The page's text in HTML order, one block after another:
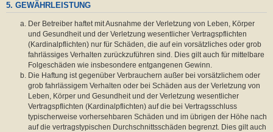
5. GEWÄHRLEISTUNG
Der Betreiber haftet mit Ausnahme der Verletzung von Leben, Körper
und Gesundheit und der Verletzung wesentlicher Vertragspflichten
(Kardinalpflichten) nur für Schäden, die auf ein vorsätzliches oder grob
fahrlässiges Verhalten zurückzuführen sind. Dies gilt auch für mittelbare
Folgeschäden wie insbesondere entgangenen Gewinn.
Die Haftung ist gegenüber Verbrauchern außer bei vorsätzlichem oder
grob fahrlässigem Verhalten oder bei Schäden aus der Verletzung von
Leben, Körper und Gesundheit und der Verletzung wesentlicher
Vertragspflichten (Kardinalpflichten) auf die bei Vertragsschluss
typischerweise vorhersehbaren Schäden und im übrigen der Höhe nach
auf die vertragstypischen Durchschnittsschäden begrenzt. Dies gilt auch